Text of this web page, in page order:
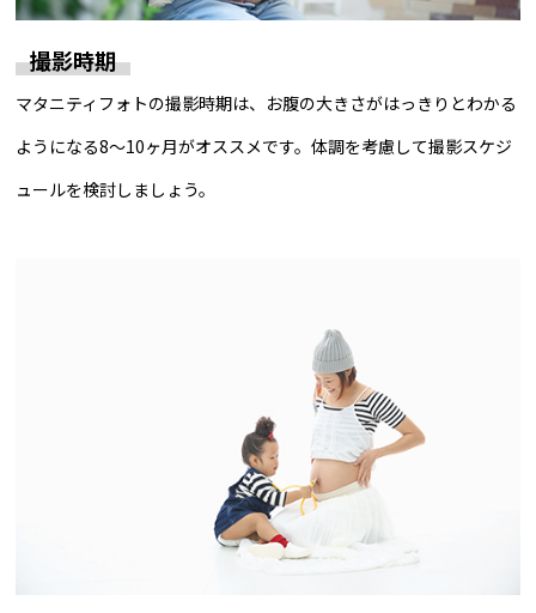
撮影時期
マタニティフォトの撮影時期は、お腹の大きさがはっきりとわかる
ようになる8～10ヶ月がオススメです。体調を考慮して撮影スケジ
ュールを検討しましょう。